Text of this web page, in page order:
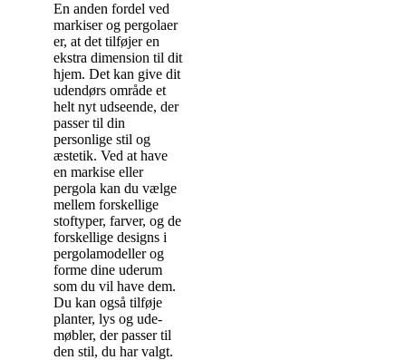
En anden fordel ved
markiser og pergolaer
er, at det tilføjer en
ekstra dimension til dit
hjem. Det kan give dit
udendørs område et
helt nyt udseende, der
passer til din
personlige stil og
æstetik. Ved at have
en markise eller
pergola kan du vælge
mellem forskellige
stoftyper, farver, og de
forskellige designs i
pergolamodeller og
forme dine uderum
som du vil have dem.
Du kan også tilføje
planter, lys og ude-
møbler, der passer til
den stil, du har valgt.